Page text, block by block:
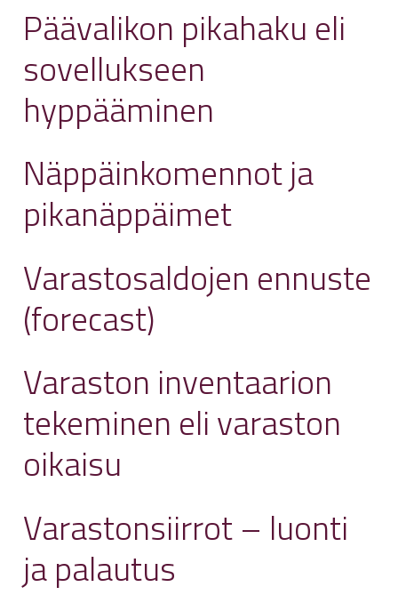
Päävalikon pikahaku eli
sovellukseen
hyppääminen
Näppäinkomennot ja
pikanäppäimet
Varastosaldojen ennuste
(forecast)
Varaston inventaarion
tekeminen eli varaston
oikaisu
Varastonsiirrot – luonti
ja palautus